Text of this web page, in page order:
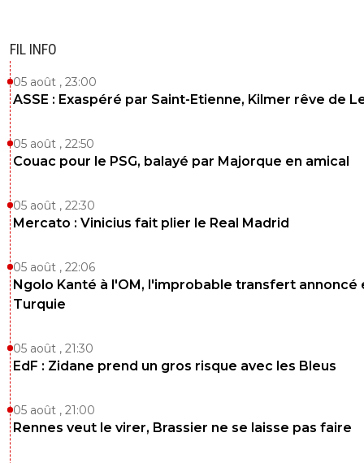
FIL INFO
05 août , 23:00
ASSE : Exaspéré par Saint-Etienne, Kilmer rêve de
05 août , 22:50
Couac pour le PSG, balayé par Majorque en amical
05 août , 22:30
Mercato : Vinicius fait plier le Real Madrid
05 août , 22:06
Ngolo Kanté à l'OM, l'improbable transfert annoncé
Turquie
05 août , 21:30
EdF : Zidane prend un gros risque avec les Bleus
05 août , 21:00
Rennes veut le virer, Brassier ne se laisse pas faire